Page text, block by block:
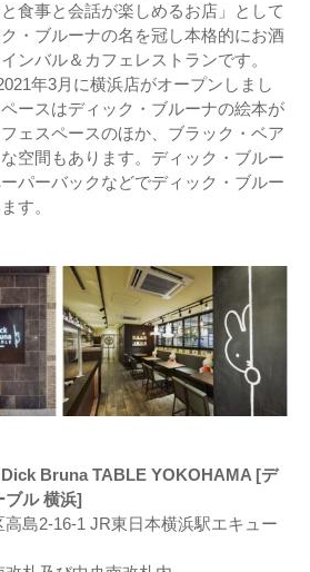
食事と会話が楽しめるお店」として
・ブルーナの名を冠し本格的にお酒
ンバル＆カフェレストランです。
年3月に横浜店がオープンしまし
ースはディック・ブルーナの絵本が
ェスペースのほか、ブラック・ベア
空間もあります。ディック・ブルー
パーバックなどでディック・ブルー
す。
Dick Bruna TABLE YOKOHAMA [デ
ブル 横浜]
高島2-16-1 JR東日本横浜駅エキュー